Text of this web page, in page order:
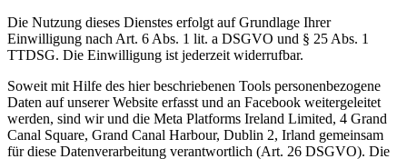
Die Nutzung dieses Dienstes erfolgt auf Grundlage Ihrer
Einwilligung nach Art. 6 Abs. 1 lit. a DSGVO und § 25 Abs. 1
TTDSG. Die Einwilligung ist jederzeit widerrufbar.
Soweit mit Hilfe des hier beschriebenen Tools personenbezogene
Daten auf unserer Website erfasst und an Facebook weitergeleitet
werden, sind wir und die Meta Platforms Ireland Limited, 4 Grand
Canal Square, Grand Canal Harbour, Dublin 2, Irland gemeinsam
für diese Datenverarbeitung verantwortlich (Art. 26 DSGVO). Die